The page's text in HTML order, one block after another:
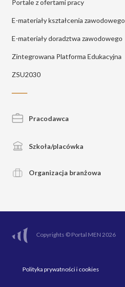
Portale z ofertami pracy
E-materiały kształcenia zawodowego
E-materiały doradztwa zawodowego
Zintegrowana Platforma Edukacyjna
ZSU2030
Pracodawca
Szkoła/placówka
Organizacja branżowa
Copyrights © Portal MEN 2026
Polityka prywatności i cookies